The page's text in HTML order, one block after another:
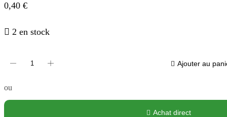
0,40 €
2 en stock
Ajouter au
ou
Achat direct